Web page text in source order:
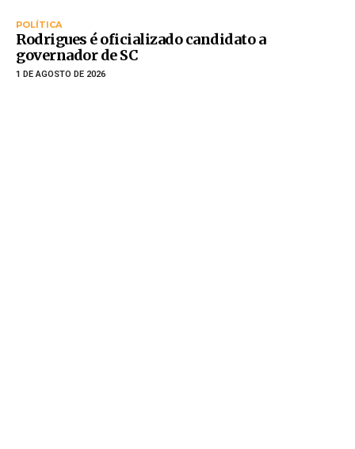
POLÍTICA
Rodrigues é oficializado candidato a
governador de SC
1 DE AGOSTO DE 2026